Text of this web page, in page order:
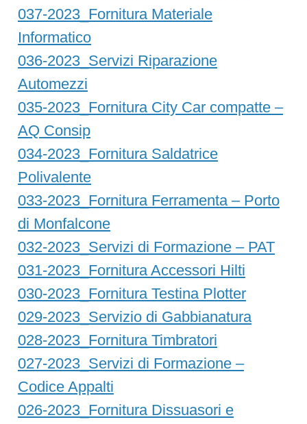
037-2023_Fornitura Materiale
Informatico
036-2023_Servizi Riparazione
Automezzi
035-2023_Fornitura City Car compatte –
AQ Consip
034-2023_Fornitura Saldatrice
Polivalente
033-2023_Fornitura Ferramenta – Porto
di Monfalcone
032-2023_Servizi di Formazione – PAT
031-2023_Fornitura Accessori Hilti
030-2023_Fornitura Testina Plotter
029-2023_Servizio di Gabbianatura
028-2023_Fornitura Timbratori
027-2023_Servizi di Formazione –
Codice Appalti
026-2023_Fornitura Dissuasori e